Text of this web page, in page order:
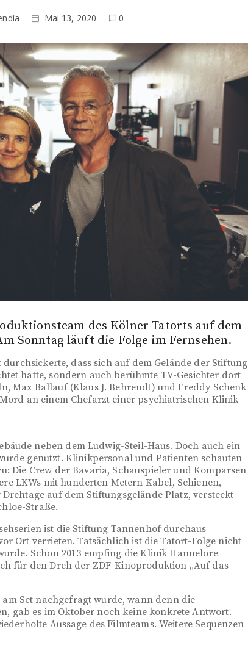
Mai 13, 2020 0
des Kölner Tatorts auf dem
Sonntag läuft die Folge im Fernsehen.
dass sich auf dem Gelände der Stiftung
hatte, sondern auch berühmte TV-Gesichter dort
Max Ballauf (Klaus J. Behrendt) und Freddy Schenk
an einem Chefarzt einer psychiatrischen Klinik
neben dem Ludwig-Steil-Haus. Doch auch ein
genutzt. Klinikpersonal und Patienten schauten
Die Crew der Bavaria, Schauspieler und Komparsen
LKWs mit hunderten Metern Kabel, Schienen,
auf dem Stiftungsgelände Platz, versteckt
Straße.
ist die Stiftung Tannenhof durchaus
Ort verrieten. Tatsächlich ist die Tatort-Folge nicht
Schon 2013 empfing die Klinik Hannelore
für den Dreh der ZDF-Kinoproduktion „Auf das
Set nachgefragt wurde, wann denn die
gab es im Oktober noch keine konkrete Antwort.
Aussage des Filmteams. Weitere Sequenzen